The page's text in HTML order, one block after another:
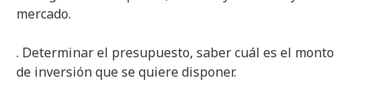
mercado.
. Determinar el presupuesto, saber cuál es el monto
de inversión que se quiere disponer.